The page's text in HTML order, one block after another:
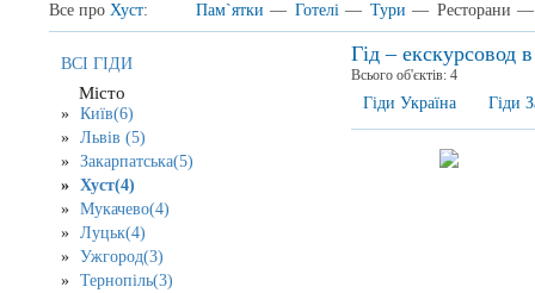
Все про Хуст: Пам`ятки — Готелі — Тури — Ресторани —
ВСІ ГІДИ
Місто
Київ(6)
Львів (5)
Закарпатська(5)
Хуст(4)
Мукачево(4)
Луцьк(4)
Ужгород(3)
Тернопіль(3)
Гід – екскурсовод
Всього об'єктів: 4
Гіди Україна Гіди